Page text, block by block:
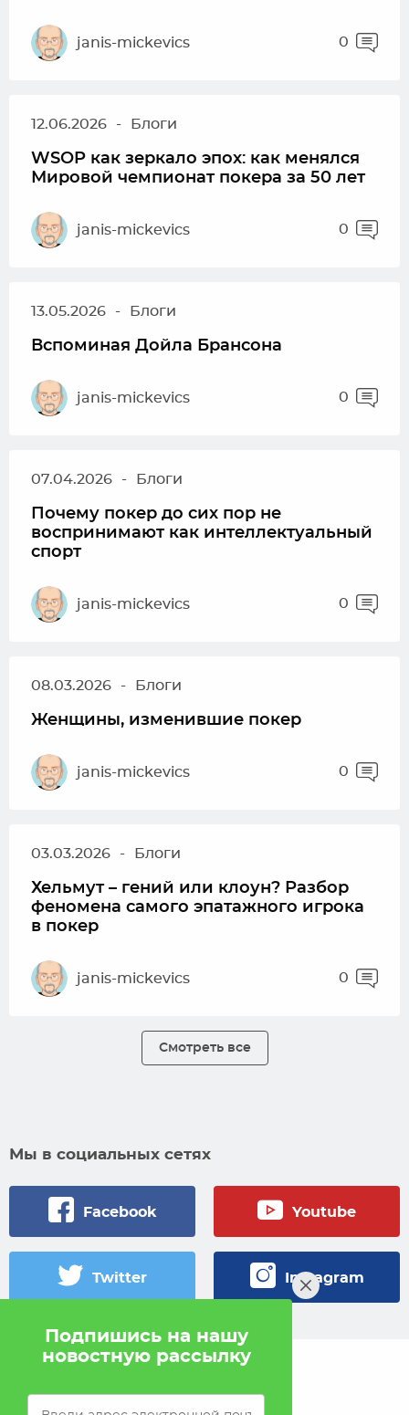
janis-mickevics 0
12.06.2026 - Блоги
WSOP как зеркало эпох: как менялся
Мировой чемпионат покера за 50 лет
janis-mickevics 0
13.05.2026 - Блоги
Вспоминая Дойла Брансона
janis-mickevics 0
07.04.2026 - Блоги
Почему покер до сих пор не
воспринимают как интеллектуальный
спорт
janis-mickevics 0
08.03.2026 - Блоги
Женщины, изменившие покер
janis-mickevics 0
03.03.2026 - Блоги
Хельмут – гений или клоун? Разбор
феномена самого эпатажного игрока
в покер
janis-mickevics 0
Смотреть все
Мы в социальных сетях
Facebook Youtube
Twitter Instagram
Подпишись на нашу
новостную рассылку